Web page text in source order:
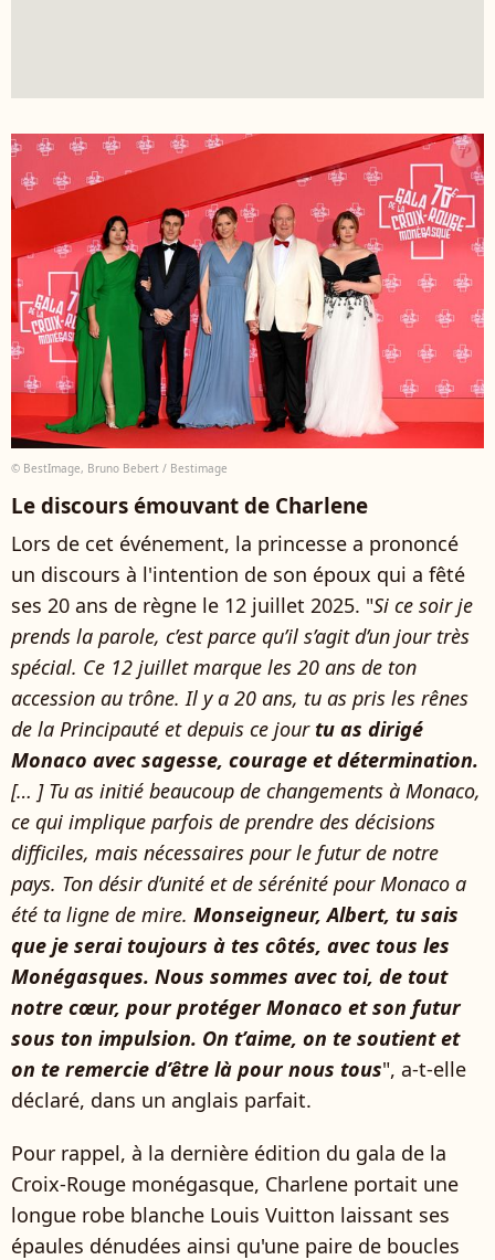
© BestImage, Bruno Bebert / Bestimage
Le discours émouvant de Charlene
Lors de cet événement, la princesse a prononcé
un discours à l'intention de son époux qui a fêté
ses 20 ans de règne le 12 juillet 2025. "Si ce soir je
prends la parole, c’est parce qu’il s’agit d’un jour très
spécial. Ce 12 juillet marque les 20 ans de ton
accession au trône. Il y a 20 ans, tu as pris les rênes
de la Principauté et depuis ce jour tu as dirigé
Monaco avec sagesse, courage et détermination.
[… ] Tu as initié beaucoup de changements à Monaco,
ce qui implique parfois de prendre des décisions
difficiles, mais nécessaires pour le futur de notre
pays. Ton désir d’unité et de sérénité pour Monaco a
été ta ligne de mire. Monseigneur, Albert, tu sais
que je serai toujours à tes côtés, avec tous les
Monégasques. Nous sommes avec toi, de tout
notre cœur, pour protéger Monaco et son futur
sous ton impulsion. On t’aime, on te soutient et
on te remercie d’être là pour nous tous", a-t-elle
déclaré, dans un anglais parfait.
Pour rappel, à la dernière édition du gala de la
Croix-Rouge monégasque, Charlene portait une
longue robe blanche Louis Vuitton laissant ses
épaules dénudées ainsi qu'une paire de boucles